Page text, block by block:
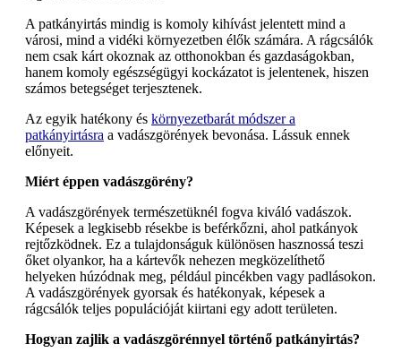
A patkányirtás mindig is komoly kihívást jelentett mind a
városi, mind a vidéki környezetben élők számára. A rágcsálók
nem csak kárt okoznak az otthonokban és gazdaságokban,
hanem komoly egészségügyi kockázatot is jelentenek, hiszen
számos betegséget terjesztenek.
Az egyik hatékony és környezetbarát módszer a
patkányirtásra a vadászgörények bevonása. Lássuk ennek
előnyeit.
Miért éppen vadászgörény?
A vadászgörények természetüknél fogva kiváló vadászok.
Képesek a legkisebb résekbe is beférkőzni, ahol patkányok
rejtőzködnek. Ez a tulajdonságuk különösen hasznossá teszi
őket olyankor, ha a kártevők nehezen megközelíthető
helyeken húzódnak meg, például pincékben vagy padlásokon.
A vadászgörények gyorsak és hatékonyak, képesek a
rágcsálók teljes populációját kiirtani egy adott területen.
Hogyan zajlik a vadászgörénnyel történő patkányirtás?